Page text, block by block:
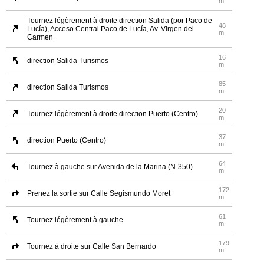
Tournez légèrement à droite direction Salida (por Paco de
Lucía), Acceso Central Paco de Lucía, Av. Virgen del
Carmen
48
m
direction Salida Turismos
16
m
direction Salida Turismos
85
m
Tournez légèrement à droite direction Puerto (Centro)
20
m
direction Puerto (Centro)
37
m
Tournez à gauche sur Avenida de la Marina (N-350)
64
m
Prenez la sortie sur Calle Segismundo Moret
172
m
Tournez légèrement à gauche
61
m
Tournez à droite sur Calle San Bernardo
179
m